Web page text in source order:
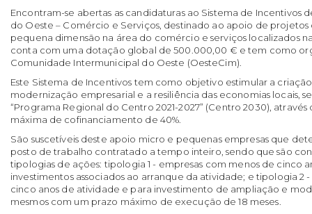
Encontram-se abertas as candidaturas ao Sistema de Incentivos
do Oeste – Comércio e Serviços, destinado ao apoio de
pequena dimensão na área do comércio e serviços localizados
conta com uma dotação global de 500.000,00 € e tem como
Comunidade Intermunicipal do Oeste (OesteCim).
Este Sistema de Incentivos tem como objetivo estimular a
modernização empresarial e a resiliência das economias locais,
“Programa Regional do Centro 2021-2027” (Centro 2030), através
máxima de cofinanciamento de 40%.
São suscetíveis deste apoio micro e pequenas empresas que
posto de trabalho contratado a tempo inteiro, sendo que são
tipologias de ações: tipologia 1 - empresas com menos de cinco
investimentos associados ao arranque da atividade; e tipologia 2
cinco anos de atividade e para investimento de ampliação e
mesmos com um prazo máximo de execução de 18 meses.